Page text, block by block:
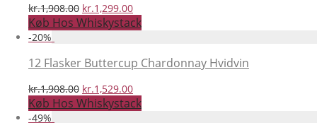
kr.1,908.00 Den
oprindelige
pris
kr.1,908.00.
kr.1,299.00Den
aktuelle
pris
kr.1,299.00.
Køb Hos Whiskystack
-20%
12 Flasker Buttercup Chardonnay Hvidvin
kr.1,908.00 Den
oprindelige
pris
kr.1,529.00Den
aktuelle
pris
Køb Hos Whiskystack
-49%